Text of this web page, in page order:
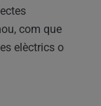
com que
elèctrics o